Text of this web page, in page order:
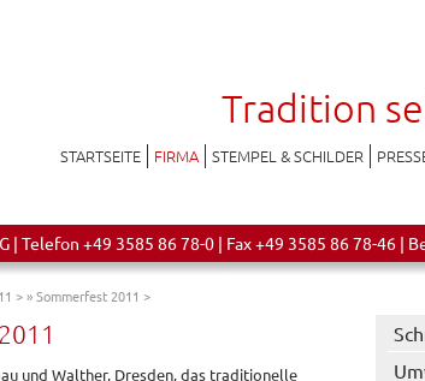
Tradition
STARTSEITE FIRMA STEMPEL & SCHILDER
| Telefon +49 3585 86 78-0 | Fax +49 3585 86 78-46 |
>» Sommerfest 2011 >
und Walther, Dresden, das traditionelle